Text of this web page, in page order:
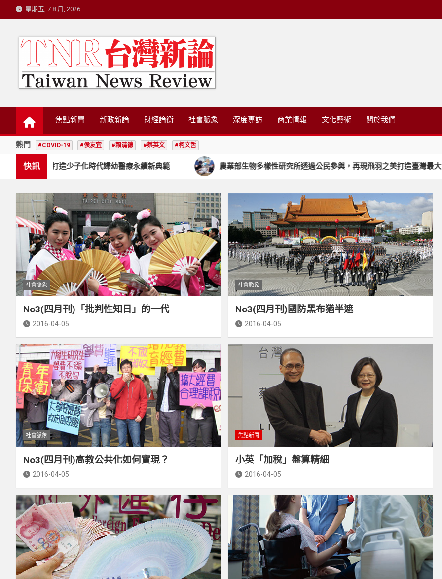
to
星期五, 7 8 月, 2026
台灣新論/星島國際策略有限公司
焦點新聞 新政新論 財經論衡 社會脈象 深度專訪 商業情報 文化藝術 關於我們
熱門 #COVID-19 #侯友宜 #賴清德 #蔡英文 #柯文哲
快訊
手打造少子化時代婦幼醫療永續新典範 農業部生物多樣性研究所透過公民參與，再現飛羽之美打造臺灣最大鳥類標本典
社會脈象
No3(四月刊)「批判性知日」的一代
2016-04-05
社會脈象
No3(四月刊)國防黑布猶半遮
2016-04-05
社會脈象
No3(四月刊)高教公共化如何實現？
2016-04-05
焦點新聞
小英「加稅」盤算精細
2016-04-05